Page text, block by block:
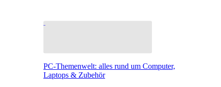
PC-Themenwelt: alles rund um Computer,
Laptops & Zubehör